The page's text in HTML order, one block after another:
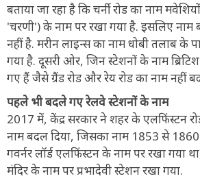
बताया जा रहा है कि चर्नी रोड का नाम
'चरणी') के नाम पर रखा गया है. इसलिए
नहीं है. मरीन लाइन्स का नाम धोबी तलाब के
गया है. दूसरी ओर, जिन स्टेशनों के नाम
गए हैं जैसे ग्रैंड रोड और रेय रोड का नाम नहीं
पहले भी बदले गए रेलवे स्टेशनों के नाम
2017 में, केंद्र सरकार ने शहर के एलफिंस्टन
नाम बदल दिया, जिसका नाम 1853 से 1860
गवर्नर लॉर्ड एलफिंस्टन के नाम पर रखा गया
मंदिर के नाम पर प्रभादेवी स्टेशन रखा गया.